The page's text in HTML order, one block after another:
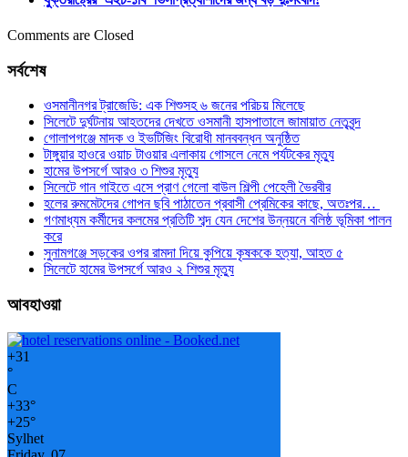
Comments are Closed
সর্বশেষ
ওসমানীনগর ট্রাজেডি: এক শিশুসহ ৬ জনের পরিচয় মিলেছে
সিলেটে দুর্ঘটনায় আহতদের দেখতে ওসমানী হাসপাতালে জামায়াত নেতৃবৃন্দ
গোলাপগঞ্জে মাদক ও ইভটিজিং বিরোধী মানববন্ধন অনুষ্ঠিত
টাঙ্গুয়ার হাওরে ওয়াচ টাওয়ার এলাকায় গোসলে নেমে পর্যটকের মৃত্যু
হামের উপসর্গে আরও ৩ শিশুর মৃত্যু
সিলেটে গান গাইতে এসে প্রাণ গেলো বাউল শিল্পী পেহেলী ভৈরবীর
হলের রুমমেটদের গোপন ছবি পাঠাতেন প্রবাসী প্রেমিকের কাছে, অতঃপর…
গণমাধ্যম কর্মীদের কলমের প্রতিটি শব্দ যেন দেশের উন্নয়নে বলিষ্ঠ ভূমিকা পালন
করে
সুনামগঞ্জে সড়কের ওপর রামদা দিয়ে কুপিয়ে কৃষককে হত্যা, আহত ৫
সিলেটে হামের উপসর্গে আরও ২ শিশুর মৃত্যু
আবহাওয়া
+31
°
C
+33°
+25°
Sylhet